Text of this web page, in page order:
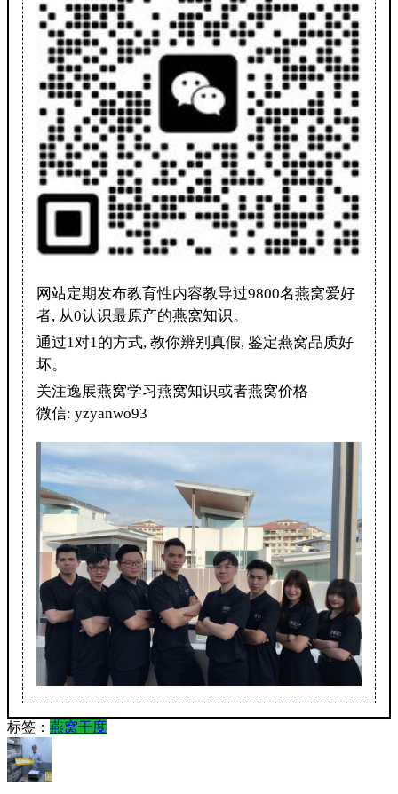
网站定期发布教育性内容教导过9800名燕窝爱好
者, 从0认识最原产的燕窝知识。
通过1对1的方式, 教你辨别真假, 鉴定燕窝品质好
坏。
关注逸展燕窝学习燕窝知识或者燕窝价格
微信: yzyanwo93
标签： 燕窝干度